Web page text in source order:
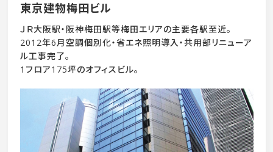
東京建物梅田ビル
ＪＲ大阪駅・阪神梅田駅等梅田エリアの主要各駅至近。
2012年6月空調個別化・省エネ照明導入・共用部リニューア
ル工事完了。
1フロア175坪のオフィスビル。